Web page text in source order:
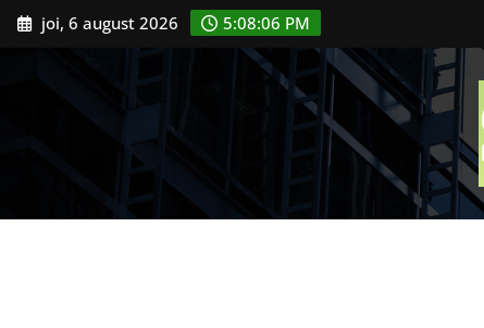
Skip joi, 6 august 2026 5:08:07 PM